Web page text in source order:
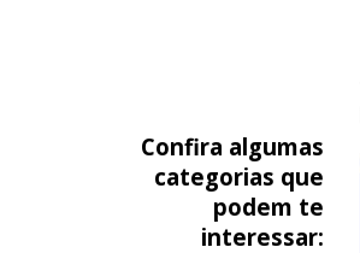
Confira algumas
categorias que
podem te
interessar: